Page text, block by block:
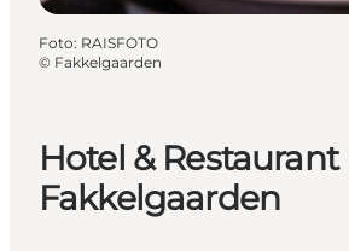
Hotel & Restaurant
Fakkelgaarden
Foto: RAISFOTO
© Fakkelgaarden